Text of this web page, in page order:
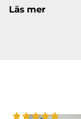
Läs under
Läs mer